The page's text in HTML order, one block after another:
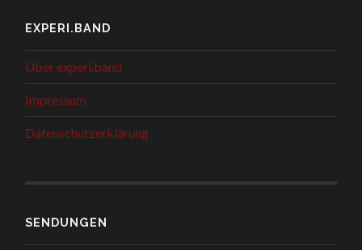
EXPERI.BAND
Über experi.band
Impressum
Datenschutzerklärung
SENDUNGEN